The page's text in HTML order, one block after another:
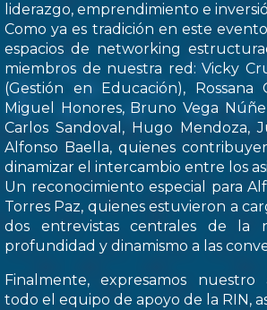
liderazgo, emprendimiento e
Como ya es tradición en este
espacios de networking
miembros de nuestra red: Vicky
(Gestión en Educación), Rossana
Miguel Honores, Bruno Vega
Carlos Sandoval, Hugo Mendoza,
Alfonso Baella, quienes
dinamizar el intercambio entre los
Un reconocimiento especial para
Torres Paz, quienes estuvieron a
dos entrevistas centrales de la
profundidad y dinamismo a las
Finalmente, expresamos nuestro
todo el equipo de apoyo de la RIN,